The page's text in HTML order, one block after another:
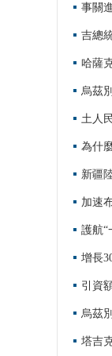
事關
吉總
哈薩
烏茲
土人
為什
新疆
加速
護航“
增長
引資
烏茲
塔吉